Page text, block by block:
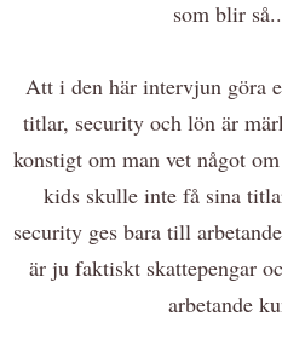
som blir
Att i den här intervjun göra
titlar, security och lön är
konstigt om man vet något
kids skulle inte få sina
security ges bara till
är ju faktiskt skattepengar
arbetande